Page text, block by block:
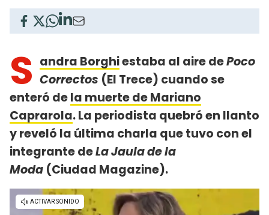
S andra Borghiestaba al aire dePoco
Correctos (El Trece) cuando se
enteró dela muerte de Mariano
Caprarola. La periodista quebró en llanto
y reveló la última charla que tuvo con el
integrante deLa Jaula de la
Moda (Ciudad Magazine).